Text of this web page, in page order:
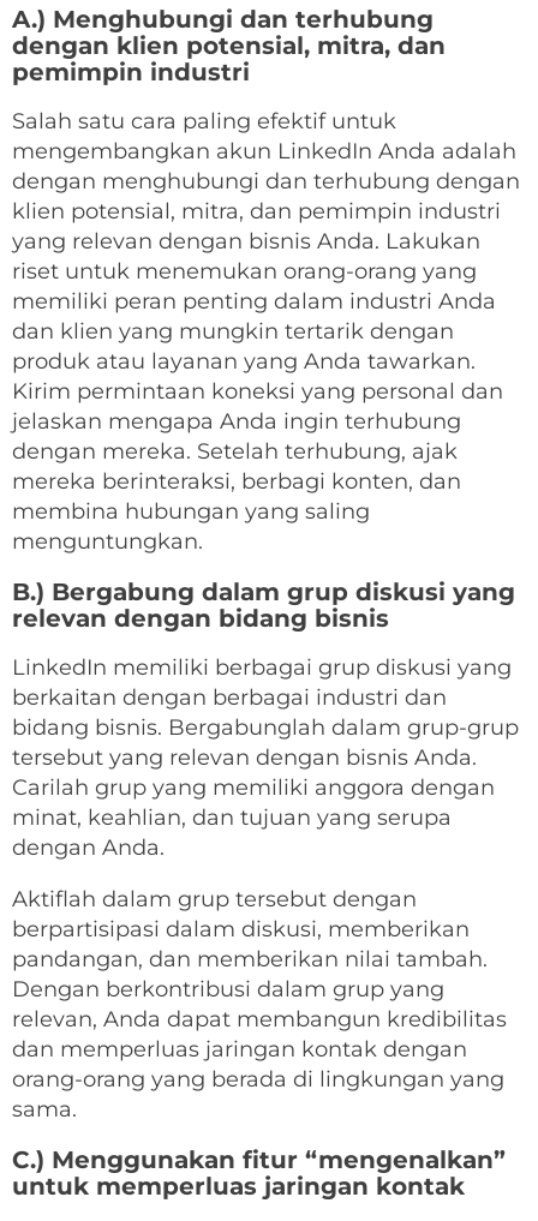
A.) Menghubungi dan terhubung
dengan klien potensial, mitra, dan
pemimpin industri
Salah satu cara paling efektif untuk
mengembangkan akun LinkedIn Anda adalah
dengan menghubungi dan terhubung dengan
klien potensial, mitra, dan pemimpin industri
yang relevan dengan bisnis Anda. Lakukan
riset untuk menemukan orang-orang yang
memiliki peran penting dalam industri Anda
dan klien yang mungkin tertarik dengan
produk atau layanan yang Anda tawarkan.
Kirim permintaan koneksi yang personal dan
jelaskan mengapa Anda ingin terhubung
dengan mereka. Setelah terhubung, ajak
mereka berinteraksi, berbagi konten, dan
membina hubungan yang saling
menguntungkan.
B.) Bergabung dalam grup diskusi yang
relevan dengan bidang bisnis
LinkedIn memiliki berbagai grup diskusi yang
berkaitan dengan berbagai industri dan
bidang bisnis. Bergabunglah dalam grup-grup
tersebut yang relevan dengan bisnis Anda.
Carilah grup yang memiliki anggora dengan
minat, keahlian, dan tujuan yang serupa
dengan Anda.
Aktiflah dalam grup tersebut dengan
berpartisipasi dalam diskusi, memberikan
pandangan, dan memberikan nilai tambah.
Dengan berkontribusi dalam grup yang
relevan, Anda dapat membangun kredibilitas
dan memperluas jaringan kontak dengan
orang-orang yang berada di lingkungan yang
sama.
C.) Menggunakan fitur “mengenalkan”
untuk memperluas jaringan kontak